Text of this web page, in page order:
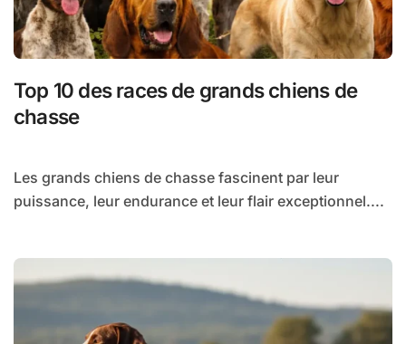
Top 10 des races de grands chiens de
chasse
Les grands chiens de chasse fascinent par leur
puissance, leur endurance et leur flair exceptionnel....